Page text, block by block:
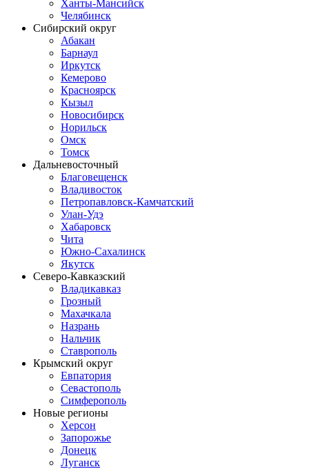
Ханты-Мансийск
Челябинск
Сибирский округ
Абакан
Барнаул
Иркутск
Кемерово
Красноярск
Кызыл
Новосибирск
Норильск
Омск
Томск
Дальневосточный
Благовещенск
Владивосток
Петропавловск-Камчатский
Улан-Удэ
Хабаровск
Чита
Южно-Сахалинск
Якутск
Северо-Кавказский
Владикавказ
Грозный
Махачкала
Назрань
Нальчик
Ставрополь
Крымский округ
Евпатория
Севастополь
Симферополь
Новые регионы
Херсон
Запорожье
Донецк
Луганск